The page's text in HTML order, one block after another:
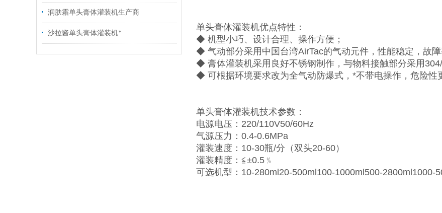
润肤霜单头膏体灌装机生产商
沙拉酱单头膏体灌装机*
单头膏体灌装机优点特性：
◆ 机型小巧、设计合理、操作方便；
◆ 气动部分采用中国台湾AirTac的气动元件，性能稳定，故障
◆ 膏体灌装机采用良好不锈钢制作，与物料接触部分采用
◆ 可根据环境要求改为全气动防爆式，*不带电操作，危险性
单头膏体灌装机技术参数：
电源电压：220/110V50/60Hz
气源压力：0.4-0.6MPa
灌装速度：10-30瓶/分（双头20-60）
灌装精度：≦±0.5﹪
可选机型：10-280ml20-500ml100-1000ml500-2800ml1000-